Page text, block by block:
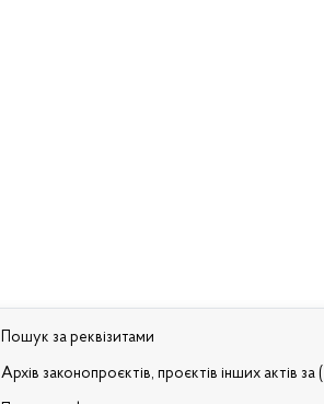
Пошук за реквізитами
Архів законопроєктів, проєктів інших актів за